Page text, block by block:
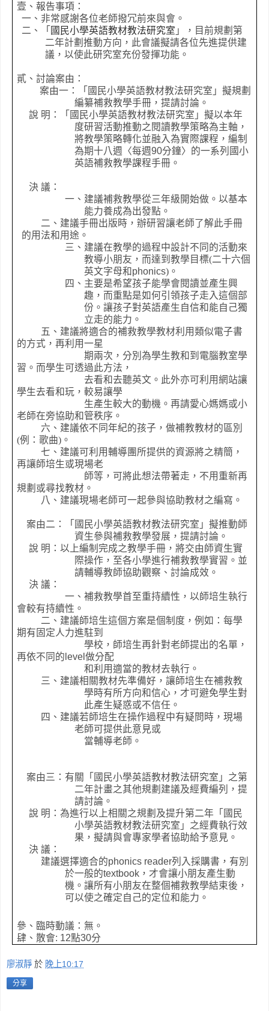
壹、報告事項：
一、非常感謝各位老師撥冗前來與會。
二、「 國民小學英語教材教法研究室 」，目前規劃第
二年計劃推動方向，此會議擬請各位先進提供建
議，以使此研究室充份發揮功能。
貳、討論案由：
案由一：「 國民小學英語教材教法研究室 」擬規劃
編纂補救教學手冊，提請討論。
說 明：「 國民小學英語教材教法研究室 」擬以本年
度研習活動推動之閱讀教學策略為主軸，
將教學策略轉化並融入為實際課程，編制
為期十八週〈每週90分鐘〉的一系列國小
英語補救教學課程手冊。
決 議：
一、建議補救教學從三年級開始做。以基本
能力養成為出發點。
二、建議手冊出版時，辦研習讓老師了解此手冊
的用法和用途。
三、建議在教學的過程中設計不同的活動來
教導小朋友，而達到教學目標(二十六個
英文字母和 phonics) 。
四、主要是希望孩子能學會閱讀並產生興
趣，而重點是如何引領孩子走入這個部
份。讓孩子對英語產生自信和能自己獨
立走的能力。
五、建議將適合的補救教學教材利用類似電子書
的方式，再利用一星
期兩次，分別為學生教和到電腦教室學
習。而學生可透過此方法，
去看和去聽英文。此外亦可利用網站讓
學生去看和玩，較易讓學
生產生較大的動機。再請愛心媽媽或小
老師在旁協助和管秩序。
六、建議依不同年紀的孩子，做補教教材的區別
(例：歌曲) 。
七、建議可利用輔導團所提供的資源將之精簡，
再讓師培生或現場老
師等，可將此想法帶著走，不用重新再
規劃或尋找教材。
八、建議現場老師可一起參與協助教材之編寫。
案由二：「 國民小學英語教材教法研究室 」擬推動師
資生參與補救教學發展，提請討論。
說 明：以上編制完成之教學手冊，將交由師資生實
際操作，至各小學進行補救教學實習。並
請輔導教師協助觀察、討論成效。
決 議：
一、補救教學首至重持續性，以師培生執行
會較有持續性。
二、建議師培生這個方案是個制度，例如：每學
期有固定人力進駐到
學校，師培生再針對老師提出的名單，
再依不同的 level做分配
和利用適當的教材去執行。
三、建議相關教材先準備好，讓師培生在補救教
學時有所方向和信心，才可避免學生對
此產生疑惑或不信任。
四、建議若師培生在操作過程中有疑問時，現場
老師可提供此意見或
當輔導老師。
案由三：有關「 國民小學英語教材教法研究室 」之第
二年計畫之其他規劃建議及經費編列，提
請討論。
說 明：為進行以上相關之規劃及提升第二年「國民
小學英語教材教法研究室」之經費執行效
果，擬請與會專家學者協助給予意見。
決 議：
建議選擇適合的phonics reader列入採購書，有別
於一般的textbook ，才會讓小朋友產生動
機。讓所有小朋友在整個補救教學結束後，
可以使之確定自己的定位和能力。
參、臨時動議：無。
肆、散會: 12點30分
廖淑靜 於 晚上10:17
分享